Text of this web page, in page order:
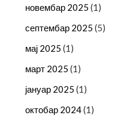
новембар 2025 (1)
септембар 2025 (5)
мај 2025 (1)
март 2025 (1)
јануар 2025 (1)
октобар 2024(1)